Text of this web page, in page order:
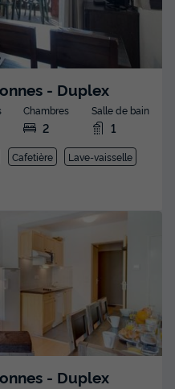
- Duplex
Chambres
2
Salle de bain
1
Cafetière
Lave-vaisselle
- Duplex